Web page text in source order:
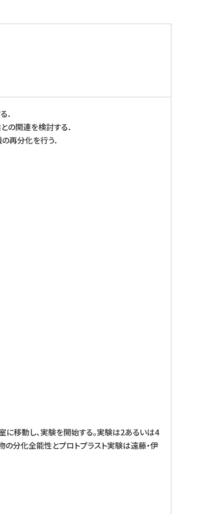
．
関連を検討する．
再分化を行う．
移動し、実験を開始する。実験は2あるいは4
の分化全能性とプロトプラスト実験は遠藤・伊